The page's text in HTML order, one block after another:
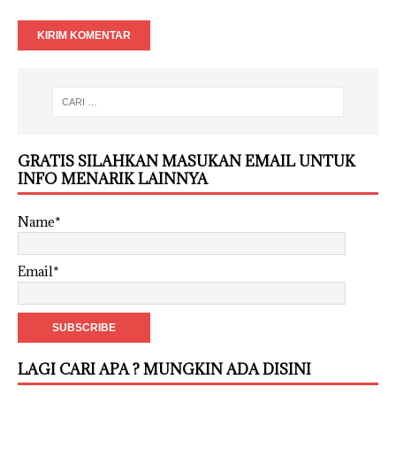
GRATIS SILAHKAN MASUKAN EMAIL UNTUK
INFO MENARIK LAINNYA
Name*
Email*
LAGI CARI APA ? MUNGKIN ADA DISINI